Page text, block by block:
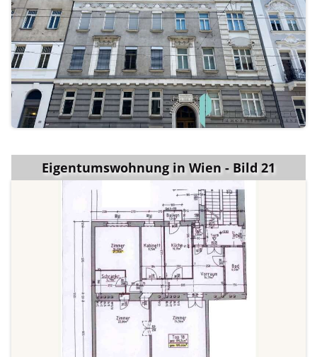
Eigentumswohnung in Wien - Bild 21